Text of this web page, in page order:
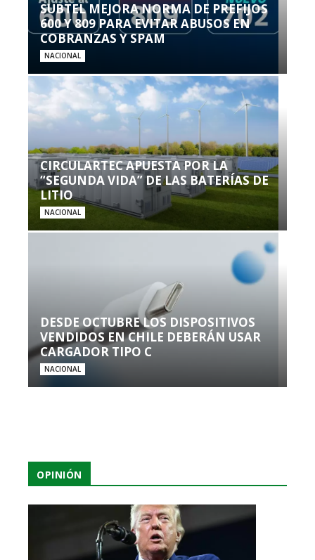
SUBTEL MEJORA NORMA DE PREFIJOS
600 Y 809 PARA EVITAR ABUSOS EN
COBRANZAS Y SPAM
NACIONAL
CIRCULARTEC APUESTA POR LA
“SEGUNDA VIDA” DE LAS BATERÍAS DE
LITIO
NACIONAL
DESDE OCTUBRE LOS DISPOSITIVOS
VENDIDOS EN CHILE DEBERÁN USAR
CARGADOR TIPO C
NACIONAL
OPINIÓN